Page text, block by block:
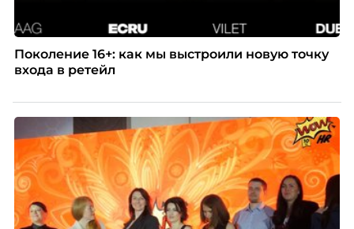
Поколение 16+: как мы выстроили новую точку
входа в ретейл